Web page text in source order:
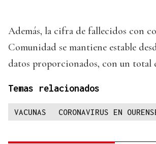
Además, la cifra de fallecidos con
Comunidad se mantiene estable
datos proporcionados, con un total
Temas relacionados
VACUNAS CORONAVIRUS EN